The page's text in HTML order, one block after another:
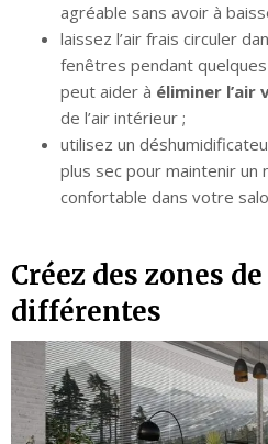
agréable sans avoir à
laissez l’air frais circuler
fenêtres pendant
peut aider à éliminer l’air
de l’air intérieur ;
utilisez un
plus sec pour maintenir un
confortable dans votre
Créez des zones
différentes